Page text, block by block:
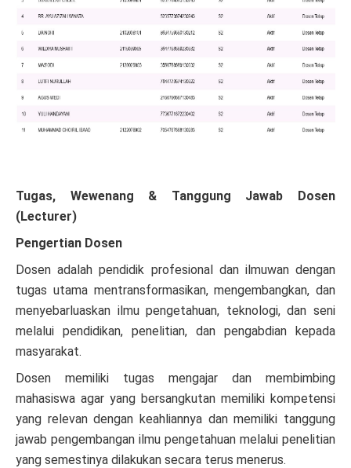
Tugas, Wewenang & Tanggung Jawab Dosen
(Lecturer)
Pengertian Dosen
Dosen adalah pendidik profesional dan ilmuwan dengan
tugas utama mentransformasikan, mengembangkan, dan
menyebarluaskan ilmu pengetahuan, teknologi, dan seni
melalui pendidikan, penelitian, dan pengabdian kepada
masyarakat.
Dosen memiliki tugas mengajar dan membimbing
mahasiswa agar yang bersangkutan memiliki kompetensi
yang relevan dengan keahliannya dan memiliki tanggung
jawab pengembangan ilmu pengetahuan melalui penelitian
yang semestinya dilakukan secara terus menerus.